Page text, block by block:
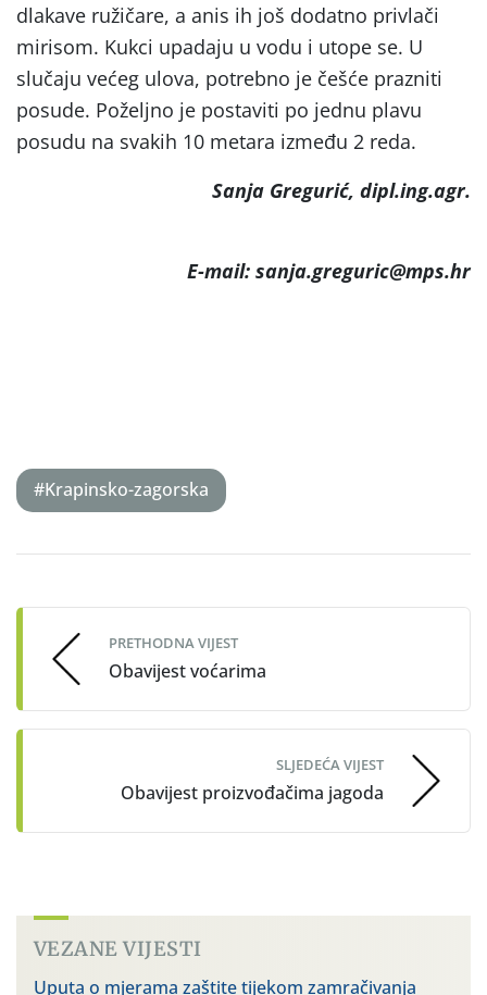
dlakave ružičare, a anis ih još dodatno privlači
mirisom. Kukci upadaju u vodu i utope se. U
slučaju većeg ulova, potrebno je češće prazniti
posude. Poželjno je postaviti po jednu plavu
posudu na svakih 10 metara između 2 reda.
Sanja Gregurić, dipl.ing.agr.
E-mail: sanja.greguric@mps.hr
#Krapinsko-zagorska
navigation
PRETHODNA VIJEST
Obavijest voćarima
SLJEDEĆA VIJEST
Obavijest proizvođačima jagoda
VEZANE VIJESTI
Uputa o mjerama zaštite tijekom zamračivanja